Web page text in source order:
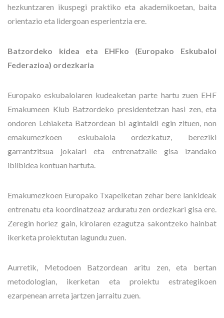
hezkuntzaren ikuspegi praktiko eta akademikoetan, baita
orientazio eta lidergoan esperientzia ere.
Batzordeko kidea eta EHFko (Europako Eskubaloi
Federazioa) ordezkaria
Europako eskubaloiaren kudeaketan parte hartu zuen EHF
Emakumeen Klub Batzordeko presidentetzan hasi zen, eta
ondoren Lehiaketa Batzordean bi agintaldi egin zituen, non
emakumezkoen eskubaloia ordezkatuz, bereziki
garrantzitsua jokalari eta entrenatzaile gisa izandako
ibilbidea kontuan hartuta.
Emakumezkoen Europako Txapelketan zehar bere lankideak
entrenatu eta koordinatzeaz arduratu zen ordezkari gisa ere.
Zeregin horiez gain, kirolaren ezagutza sakontzeko hainbat
ikerketa proiektutan lagundu zuen.
Aurretik, Metodoen Batzordean aritu zen, eta bertan
metodologian, ikerketan eta proiektu estrategikoen
ezarpenean arreta jartzen jarraitu zuen.